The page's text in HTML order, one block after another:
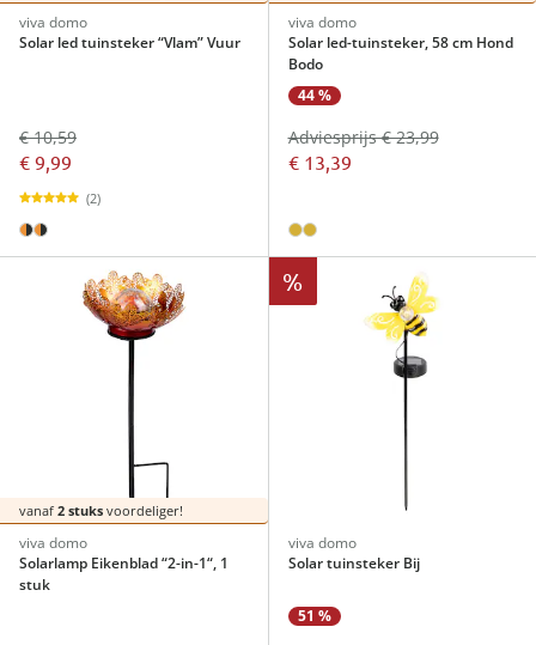
viva domo
Solar led tuinsteker “Vlam” Vuur
€ 10,59
€ 9,99
(2)
viva domo
Solar led-tuinsteker, 58 cm Hond
Bodo
44 %
€ 13,39
Adviesprijs € 23,99
vanaf 2 stuks voordeliger!
viva domo
Solarlamp Eikenblad “2-in-1“, 1
stuk
%
viva domo
Solar tuinsteker Bij
51 %